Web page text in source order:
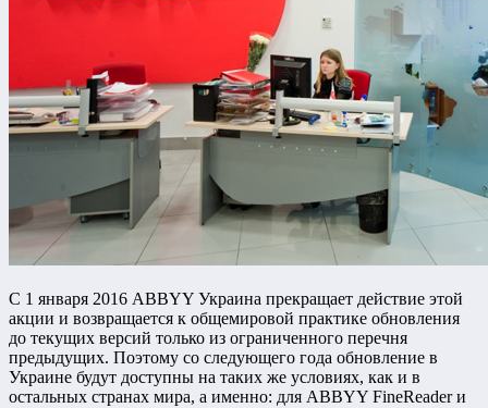
С 1 января 2016 ABBYY Украина прекращает действие этой
акции и возвращается к общемировой практике обновления
до текущих версий только из ограниченного перечня
предыдущих. Поэтому со следующего года обновление в
Украине будут доступны на таких же условиях, как и в
остальных странах мира, а именно: для ABBYY FineReader и